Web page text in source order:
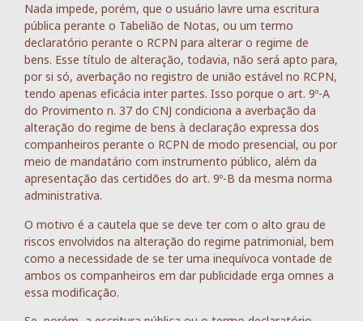
Nada impede, porém, que o usuário lavre uma escritura
pública perante o Tabelião de Notas, ou um termo
declaratório perante o RCPN para alterar o regime de
bens. Esse título de alteração, todavia, não será apto para,
por si só, averbação no registro de união estável no RCPN,
tendo apenas eficácia inter partes. Isso porque o art. 9º-A
do Provimento n. 37 do CNJ condiciona a averbação da
alteração do regime de bens à declaração expressa dos
companheiros perante o RCPN de modo presencial, ou por
meio de mandatário com instrumento público, além da
apresentação das certidões do art. 9º-B da mesma norma
administrativa.
O motivo é a cautela que se deve ter com o alto grau de
riscos envolvidos na alteração do regime patrimonial, bem
como a necessidade de se ter uma inequívoca vontade de
ambos os companheiros em dar publicidade erga omnes a
essa modificação.